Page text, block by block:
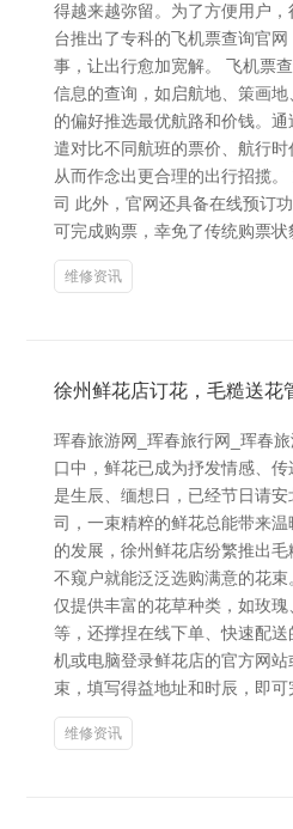
得越来越弥留。为了方便用户
台推出了专科的飞机票查询官
事，让出行愈加宽解。 飞机票
信息的查询，如启航地、策画
的偏好推选最优航路和价钱。
遣对比不同航班的票价、航行时
从而作念出更合理的出行招揽
司 此外，官网还具备在线预订
可完成购票，幸免了传统购票状
维修资讯
徐州鲜花店订花，毛糙送花
珲春旅游网_珲春旅行网_珲春
口中，鲜花已成为抒发情感、
是生辰、缅想日，已经节日请
司，一束精粹的鲜花总能带来
的发展，徐州鲜花店纷繁推出
不窥户就能泛泛选购满意的花
仅提供丰富的花草种类，如玫
等，还撑捏在线下单、快速配
机或电脑登录鲜花店的官方网
束，填写得益地址和时辰，即
维修资讯